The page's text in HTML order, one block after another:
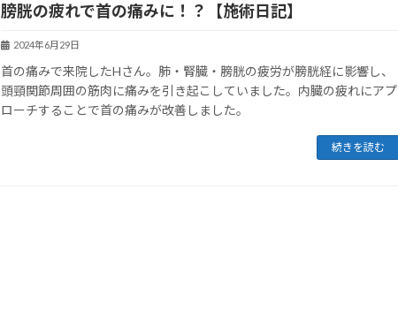
膀胱の疲れで首の痛みに！？【施術日記】
2024年6月29日
首の痛みで来院したHさん。肺・腎臓・膀胱の疲労が膀胱経に影響し、
頭頸関節周囲の筋肉に痛みを引き起こしていました。内臓の疲れにアプ
ローチすることで首の痛みが改善しました。
続きを読む